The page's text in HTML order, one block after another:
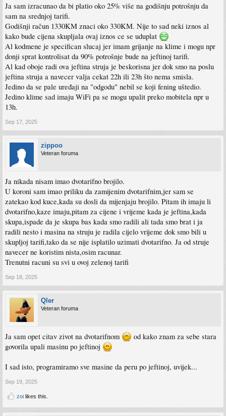
Ja sam izracunao da bi platio oko 25% više na godišnju potrošnju da
sam na srednjoj tarifi.
Godišnji račun 1330KM znaci oko 330KM. Nije to sad neki iznos al
kako bude cijena skupljala ovaj iznos ce se uduplat
Al kodmene je specifican slucaj jer imam grijanje na klime i mogu npr
donji sprat kontrolisat da 90% potrošnje bude na jeftinoj tarifi.
Al kad oboje radi ova jeftina struja je beskorisna jer dok smo na poslu
jeftina struja a navecer valja cekat 22h ili 23h što nema smisla.
Jedino da se pale uređaji na "odgodu" nebil se koji fening uštedio.
Jedino klime sad imaju WiFi pa se mogu upalit preko mobitela npr u
13h.
Sep 17, 2025
zippoo
Veteran foruma
Ja nikada nisam imao dvotarifno brojilo.
U koroni sam imao priliku da zamijenim dvotarifnim,jer sam se
zatekao kod kuce,kada su dosli da mijenjaju brojilo. Pitam ih imaju li
dvotarifno,kaze imaju,pitam za cijene i vrijeme kada je jeftina,kada
skupa,ispade da je skupa bas kada smo radili ali tada smo brat i ja
radili nesto i masina na struju je radila cijelo vrijeme dok smo bili u
skupljoj tarifi,tako da se nije isplatilo uzimati dvotarifno. Ja od struje
navecer ne koristim nista,osim racunar.
Trenutni racuni su svi u ovoj zelenoj tarifi
Sep 18, 2025
Qler
Veteran foruma
Ja sam opet citav zivot na dvotarifnom
od kako znam za sebe stara
govorila upali masinu po jeftinoj
I sad isto, programiramo sve masine da peru po jeftinoj, uvijek...
Sep 19, 2025
zoi likes this.